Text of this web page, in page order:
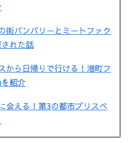
街バンバリーとミートファク
れた話
から日帰りで行ける！港町フ
紹介
会える！第3の都市ブリスベ